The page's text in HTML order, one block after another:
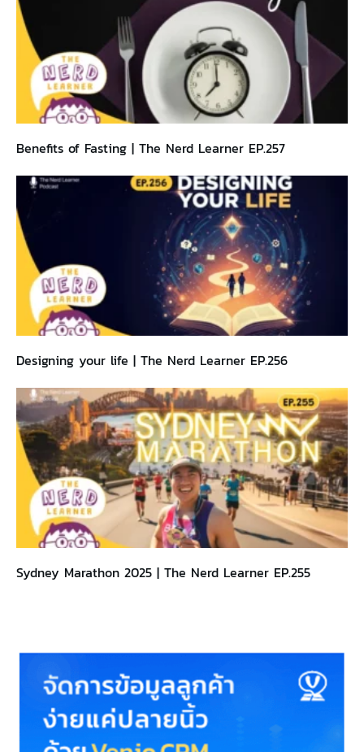
Benefits of Fasting | The Nerd Learner EP.257
Designing your life | The Nerd Learner EP.256
Sydney Marathon 2025 | The Nerd Learner EP.255